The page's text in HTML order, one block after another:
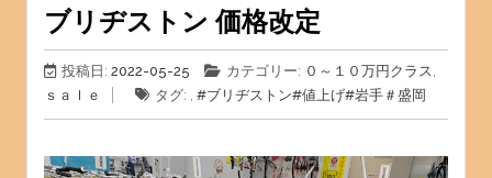
ブリヂストン 価格改定
投稿日: 2022-05-25 カテゴリー: ０～１０万円クラス,
ｓａｌｅ
タグ: , #ブリヂストン#値上げ#岩手＃盛岡